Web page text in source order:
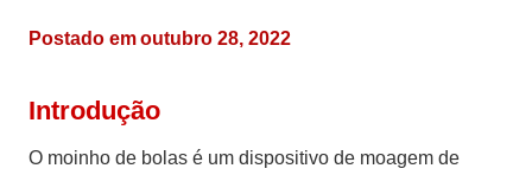
Postado emoutubro 28, 2022
Introdução
O moinho de bolas é um dispositivo de moagem de